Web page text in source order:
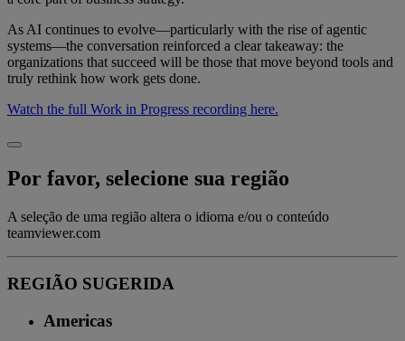
As AI continues to evolve—particularly with the rise of agentic
systems—the conversation reinforced a clear takeaway: the
organizations that succeed will be those that move beyond tools and
truly rethink how work gets done.
Watch the full Work in Progress recording here.
Por favor, selecione sua região
A seleção de uma região altera o idioma e/ou o conteúdo
teamviewer.com
REGIÃO SUGERIDA
Americas